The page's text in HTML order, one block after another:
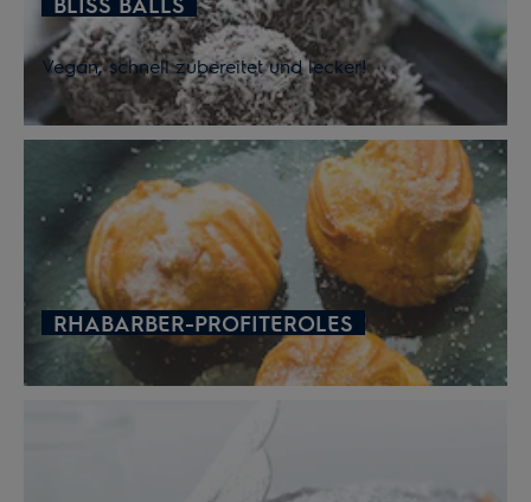
Vegan, schnell zubereitet und lecker!
RHABARBER-PROFITEROLES